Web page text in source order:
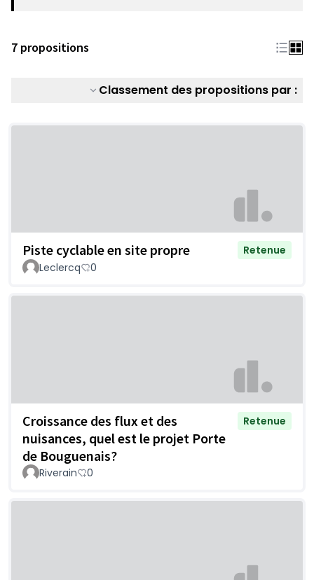
7 propositions
Classement des propositions par :
Piste cyclable en site propre
Retenue
Leclercq
0
Croissance des flux et des
nuisances, quel est le projet Porte
de Bouguenais?
Retenue
Riverain 0